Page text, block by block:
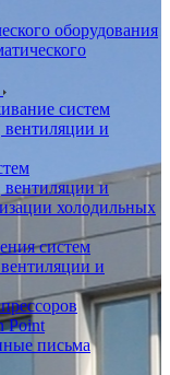
оборудования
систем
вентиляции и
вентиляции и
холодильных
систем
и
Point
письма